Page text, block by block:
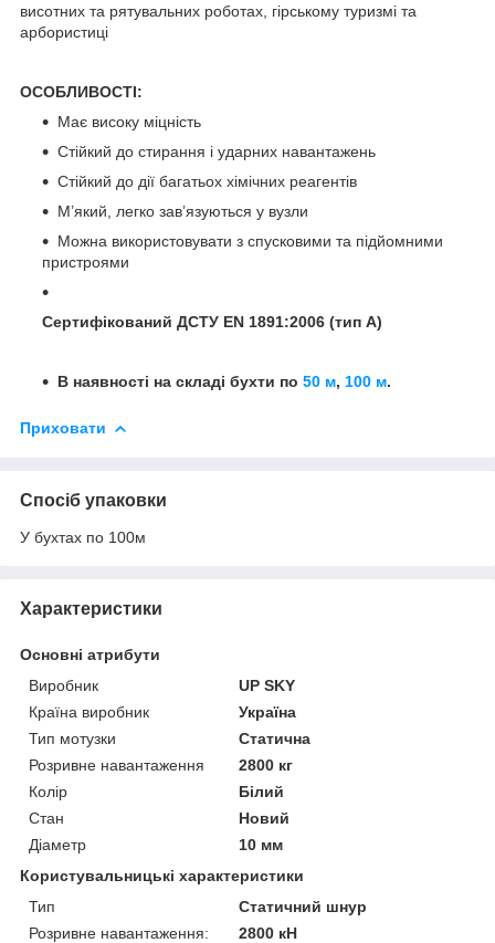
висотних та рятувальних роботах, гірському туризмі та
арбористиці
ОСОБЛИВОСТІ:
Має високу міцність
Стійкий до стирання і ударних навантажень
Стійкий до дії багатьох хімічних реагентів
М’який, легко зав’язуються у вузли
Можна використовувати з спусковими та підйомними
пристроями
Сертифікований ДСТУ EN 1891:2006 (тип А)
В наявності на складі бухти по 50 м, 100 м.
Приховати
Спосіб упаковки
У бухтах по 100м
Характеристики
Основні атрибути
Виробник
UP SKY
Країна виробник
Україна
Тип мотузки
Статична
Розривне навантаження
2800 кг
Колір
Білий
Стан
Новий
Діаметр
10 мм
Користувальницькі характеристики
Тип
Статичний шнур
Розривне навантаження:
2800 кН